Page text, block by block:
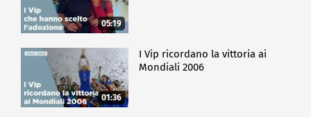
05:19
01:36
I Vip ricordano la vittoria ai
Mondiali 2006